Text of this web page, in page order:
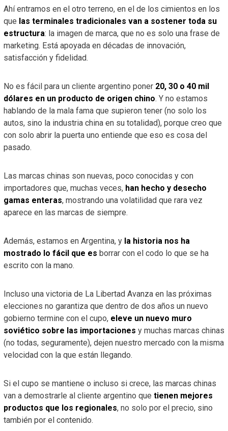
Ahí entramos en el otro terreno, en el de los cimientos en los
que las terminales tradicionales van a sostener toda su
estructura: la imagen de marca, que no es solo una frase de
marketing. Está apoyada en décadas de innovación,
satisfacción y fidelidad.
No es fácil para un cliente argentino poner 20, 30 o 40 mil
dólares en un producto de origen chino. Y no estamos
hablando de la mala fama que supieron tener (no solo los
autos, sino la industria china en su totalidad), porque creo que
con solo abrir la puerta uno entiende que eso es cosa del
pasado.
Las marcas chinas son nuevas, poco conocidas y con
importadores que, muchas veces, han hecho y desecho
gamas enteras, mostrando una volatilidad que rara vez
aparece en las marcas de siempre.
Además, estamos en Argentina, y la historia nos ha
mostrado lo fácil que es borrar con el codo lo que se ha
escrito con la mano.
Incluso una victoria de La Libertad Avanza en las próximas
elecciones no garantiza que dentro de dos años un nuevo
gobierno termine con el cupo, eleve un nuevo muro
soviético sobre las importaciones y muchas marcas chinas
(no todas, seguramente), dejen nuestro mercado con la misma
velocidad con la que están llegando.
Si el cupo se mantiene o incluso si crece, las marcas chinas
van a demostrarle al cliente argentino que tienen mejores
productos que los regionales, no solo por el precio, sino
también por el contenido.